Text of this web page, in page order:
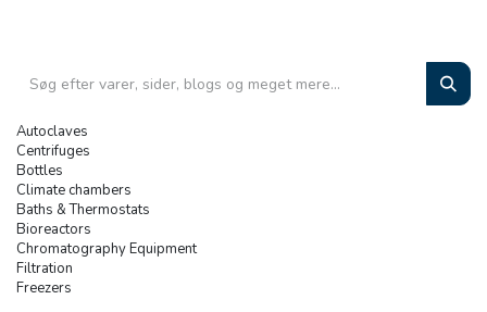
Autoclaves
Centrifuges
Bottles
Climate chambers
Baths & Thermostats
Bioreactors
Chromatography Equipment
Filtration
Freezers